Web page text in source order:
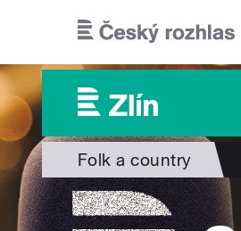
Folk a country